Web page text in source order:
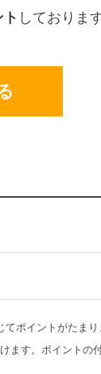
しておりま
ポイントがたまり
す。ポイントの